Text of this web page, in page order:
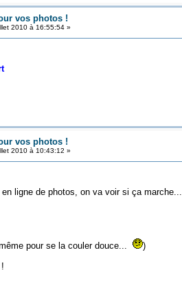
vos photos !
2010 à 16:55:54 »
vos photos !
2010 à 10:43:12 »
ligne de photos, on va voir si ça marche...
pour se la couler douce...
)